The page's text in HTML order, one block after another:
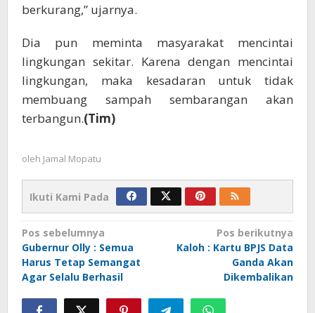
berkurang,” ujarnya.
Dia pun meminta masyarakat mencintai
lingkungan sekitar. Karena dengan mencintai
lingkungan, maka kesadaran untuk tidak
membuang sampah sembarangan akan
terbangun.(Tim)
oleh Jamal Mopatu
Ikuti Kami Pada
Navigasi
pos
Pos sebelumnya
Gubernur Olly : Semua
Harus Tetap Semangat
Agar Selalu Berhasil
Pos berikutnya
Kaloh : Kartu BPJS Data
Ganda Akan
Dikembalikan